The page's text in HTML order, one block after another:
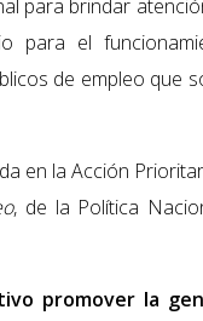
para brindar
para el
de empleo que
en la Acción
, de la Política
promover la